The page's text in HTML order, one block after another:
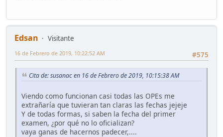
Edsan
Visitante
#575
16 de Febrero de 2019, 10:22:52 AM
Cita de: susanac en 16 de Febrero de 2019, 10:15:38 AM
Viendo como funcionan casi todas las OPEs me
extrañaría que tuvieran tan claras las fechas jejeje
Y de todas formas, si saben la fecha del primer
examen, ¿por qué no lo oficializan?
vaya ganas de hacernos padecer,....